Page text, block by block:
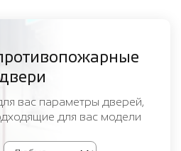
вас параметры дверей,
для вас модели